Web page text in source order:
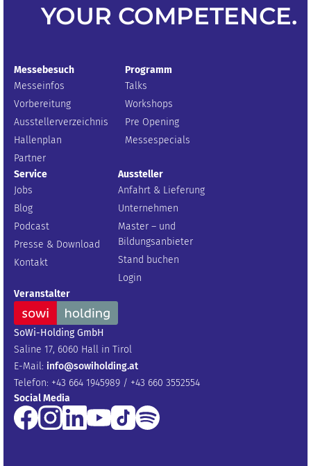
YOUR COMPETENCE.
Messebesuch
Messeinfos
Vorbereitung
Ausstellerverzeichnis
Hallenplan
Partner
Programm
Talks
Workshops
Pre Opening
Messespecials
Service
Jobs
Blog
Podcast
Presse & Download
Kontakt
Aussteller
Anfahrt & Lieferung
Unternehmen
Master – und
Bildungsanbieter
Stand buchen
Login
Veranstalter
SoWi-Holding GmbH
Saline 17, 6060 Hall in Tirol
E-Mail: info@sowiholding.at
Telefon: +43 664 1945989 / +43 660 3552554
Social Media